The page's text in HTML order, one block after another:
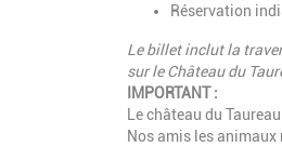
Réservation
Le billet inclut la
sur le Château du
IMPORTANT :
Le château du
Nos amis les animaux